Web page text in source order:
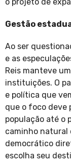
o projeto de
Gestão
Ao ser
e as
Reis manteve
instituições. O
e política que
que o foco deve
população até o
caminho natural
democrático
escolha seu